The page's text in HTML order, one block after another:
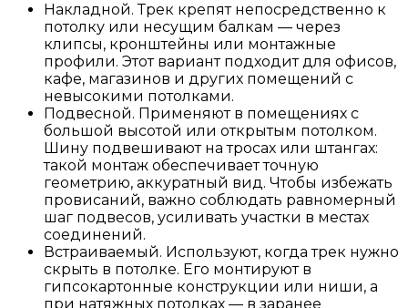
Накладной. Трек крепят непосредственно к
потолку или несущим балкам — через
клипсы, кронштейны или монтажные
профили. Этот вариант подходит для офисов,
кафе, магазинов и других помещений с
невысокими потолками.
Подвесной. Применяют в помещениях с
большой высотой или открытым потолком.
Шину подвешивают на тросах или штангах:
такой монтаж обеспечивает точную
геометрию, аккуратный вид. Чтобы избежать
провисаний, важно соблюдать равномерный
шаг подвесов, усиливать участки в местах
соединений.
Встраиваемый. Используют, когда трек нужно
скрыть в потолке. Его монтируют в
гипсокартонные конструкции или ниши, а
при натяжных потолках — в заранее